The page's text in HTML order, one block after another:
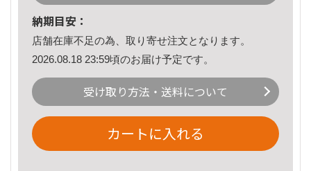
納期目安：
店舗在庫不足の為、取り寄せ注文となります。
2026.08.18 23:59頃のお届け予定です。
受け取り方法・送料について
カートに入れる